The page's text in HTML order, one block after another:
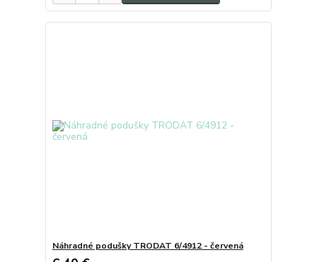
Náhradné podušky TRODAT 6/4912 - červená